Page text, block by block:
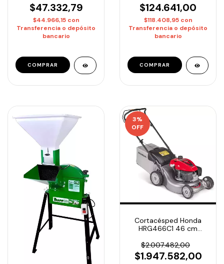
$47.332,79
$44.966,15 con
Transferencia o depósito
bancario
Entrega Inmediata
$124.641,00
$118.408,95 con
Transferencia o depósito
bancario
3%
OFF
Cortacésped Honda
HRG466C1 46 cm
Autopropulsado
$2.007.482,00
$1.947.582,00